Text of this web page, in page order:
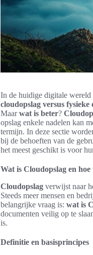
In de huidige digitale wereld
cloudopslag versus fysieke
Maarwat is beter?
opslag enkele nadelen kan
termijn. In deze sectie
bij de behoeften van de
het meest geschikt is voor
Wat is Cloudopslag en
Cloudopslag verwijst naar
Steeds meer mensen en
belangrijke vraag is: wat is
documenten veilig op te
is.
Definitie en basisprincipes